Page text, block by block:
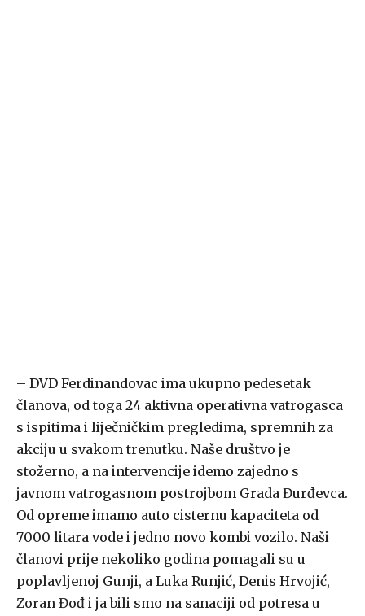
– DVD Ferdinandovac ima ukupno pedesetak
članova, od toga 24 aktivna operativna vatrogasca
s ispitima i liječničkim pregledima, spremnih za
akciju u svakom trenutku. Naše društvo je
stožerno, a na intervencije idemo zajedno s
javnom vatrogasnom postrojbom Grada Đurđevca.
Od opreme imamo auto cisternu kapaciteta od
7000 litara vode i jedno novo kombi vozilo. Naši
članovi prije nekoliko godina pomagali su u
poplavljenoj Gunji, a Luka Runjić, Denis Hrvojić,
Zoran Đođ i ja bili smo na sanaciji od potresa u